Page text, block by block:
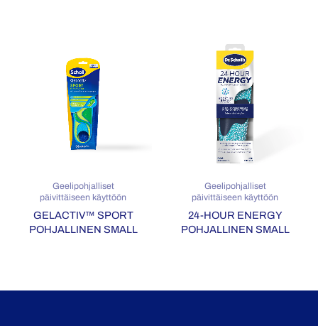
Geelipohjalliset
päivittäiseen käyttöön
GELACTIV™ SPORT
POHJALLINEN SMALL
Geelipohjalliset
päivittäiseen käyttöön
24-HOUR ENERGY
POHJALLINEN SMALL